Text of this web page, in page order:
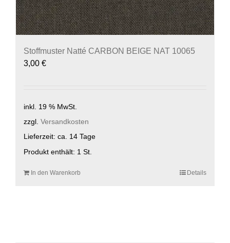
Stoffmuster Natté CARBON BEIGE NAT 10065
3,00 €
inkl. 19 % MwSt.
zzgl. Versandkosten
Lieferzeit: ca. 14 Tage
Produkt enthält: 1 St.
In den Warenkorb Details